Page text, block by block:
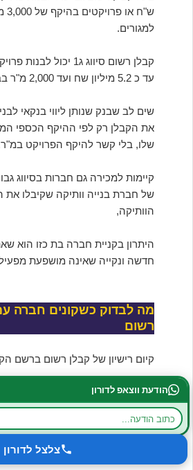
למגורים.
קבלן רשום סיווג ג1 יכול
עד כ 5.2 מיליון שח ועד 2,000 מ"ר בבנייה למגורים.
שים לב שבנק שנותן ליווי בנקאי
את הקבלן רק לפי ההיקף הכספי
שלו, בלי קשר להיקף הפרויקט
קיימות למכירה גם חברות בסיווג
של חברת בנייה וותיקה שקיבלו את
הוותיקה,
היתרון בקניית חברה בת כזו הוא
חדשה ונקייה שאינה מושפעת
מה לבדוק כשקונים חברה עם
רשום
קיום רישיון של קבלן רשום ברשם
על איזה בסיס התקבל הרישיון
האם הרישיון מבוסס על בעל
הודעת ווצאפ לדורון
צלצל לדורון